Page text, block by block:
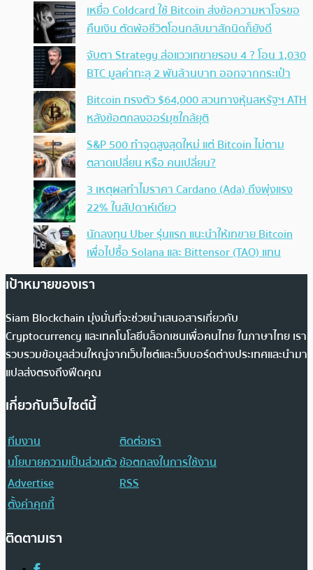
เหยื่อ Coldcard ใช้ Bitcoin ส่งข้อความหาโจรขอ
คืนเงิน ตัดพ้อชีวิตโอนกลับมาสักนิดก็ยังดี
จับตา Strategy ส่อแววเทขายรอบ 4 ? โอน 1,030
BTC มูลค่าทะลุ 2 พันล้านบาท ออกจากกระเป๋า
Bitcoin ทรงตัว $64,000 สวนทางหุ้นสหรัฐฯ ATH
หลังข้อตกลงฮอร์มุซใกล้ยุติ
S&P 500 ทำจุดสูงสุดใหม่ แต่ Bitcoin ไม่ตาม
ตลาดเปลี่ยน หรือ คนเปลี่ยน?
3 เหตุผลทำไมราคา Cardano (Ada) ถึงพุ่งแรง
22% ในสัปดาห์เดียว
นักลงทุน Uber รุ่นแรก แนะนำให้เทขาย Bitcoin
เพื่อไปซื้อ Solana และ Bittensor (TAO) แทน
เป้าหมายของเรา
Siam Blockchain มุ่งมั่นที่จะช่วยนำเสนอสารเกี่ยวกับ
Cryptocurrency และเทคโนโลยีบล็อกเชนเพื่อคนไทย ในภาษาไทย เรา
รวบรวมข้อมูลส่วนใหญ่จากเว็บไซต์และเว็บบอร์ดต่างประเทศและนำมา
แปลส่งตรงถึงฟีดคุณ
เกี่ยวกับเว็บไซต์นี้
ทีมงาน
ติดต่อเรา
นโยบายความเป็นส่วนตัวข้อตกลงในการใช้งาน
Advertise
RSS
ตั้งค่าคุกกี้
ติดตามเรา